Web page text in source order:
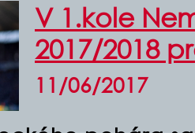
V 1.kole
2017/2018
11/06/2017